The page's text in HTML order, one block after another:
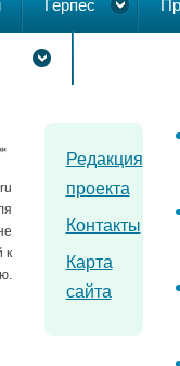
Герпес
к
Редакция
проекта
Контакты
Карта
сайта